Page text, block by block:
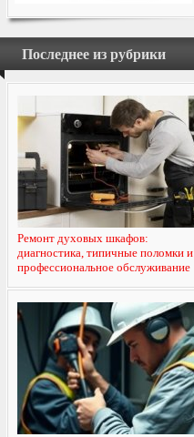
Последнее из рубрики
Ремонт духовых шкафов:
диагностика, типичные поломки и
профессиональное обслуживание